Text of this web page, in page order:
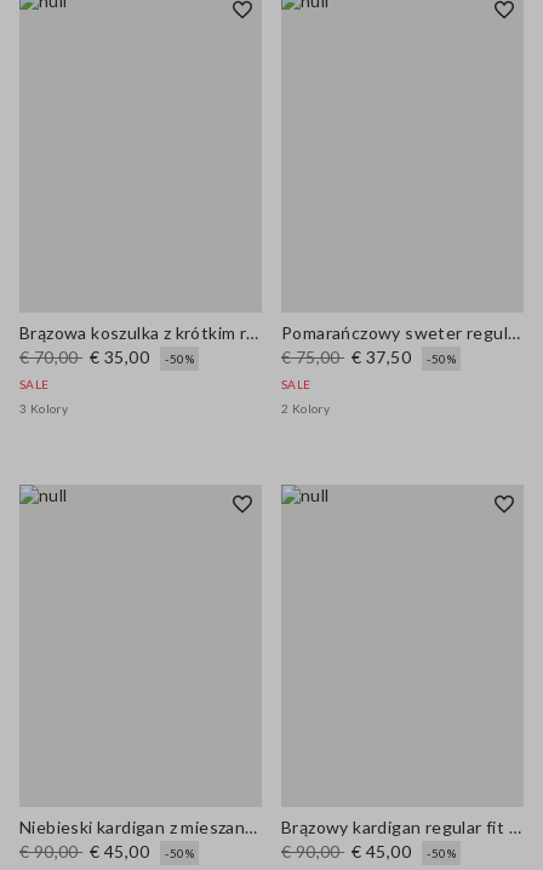
Brązowa koszulka z krótkim rękawem, regularny fason z mieszanki wełny
€ 70,00 € 35,00
-50%
SALE
3 Kolory
Pomarańczowy sweter regular fit z mieszanki wełny i bawełny
€ 75,00 € 37,50
-50%
SALE
2 Kolory
Niebieski kardigan z mieszanki wełny i bawełny, regularne dopasowanie
€ 90,00 € 45,00
-50%
Brązowy kardigan regular fit z mieszanki wełny i bawełny
€ 90,00 € 45,00
-50%